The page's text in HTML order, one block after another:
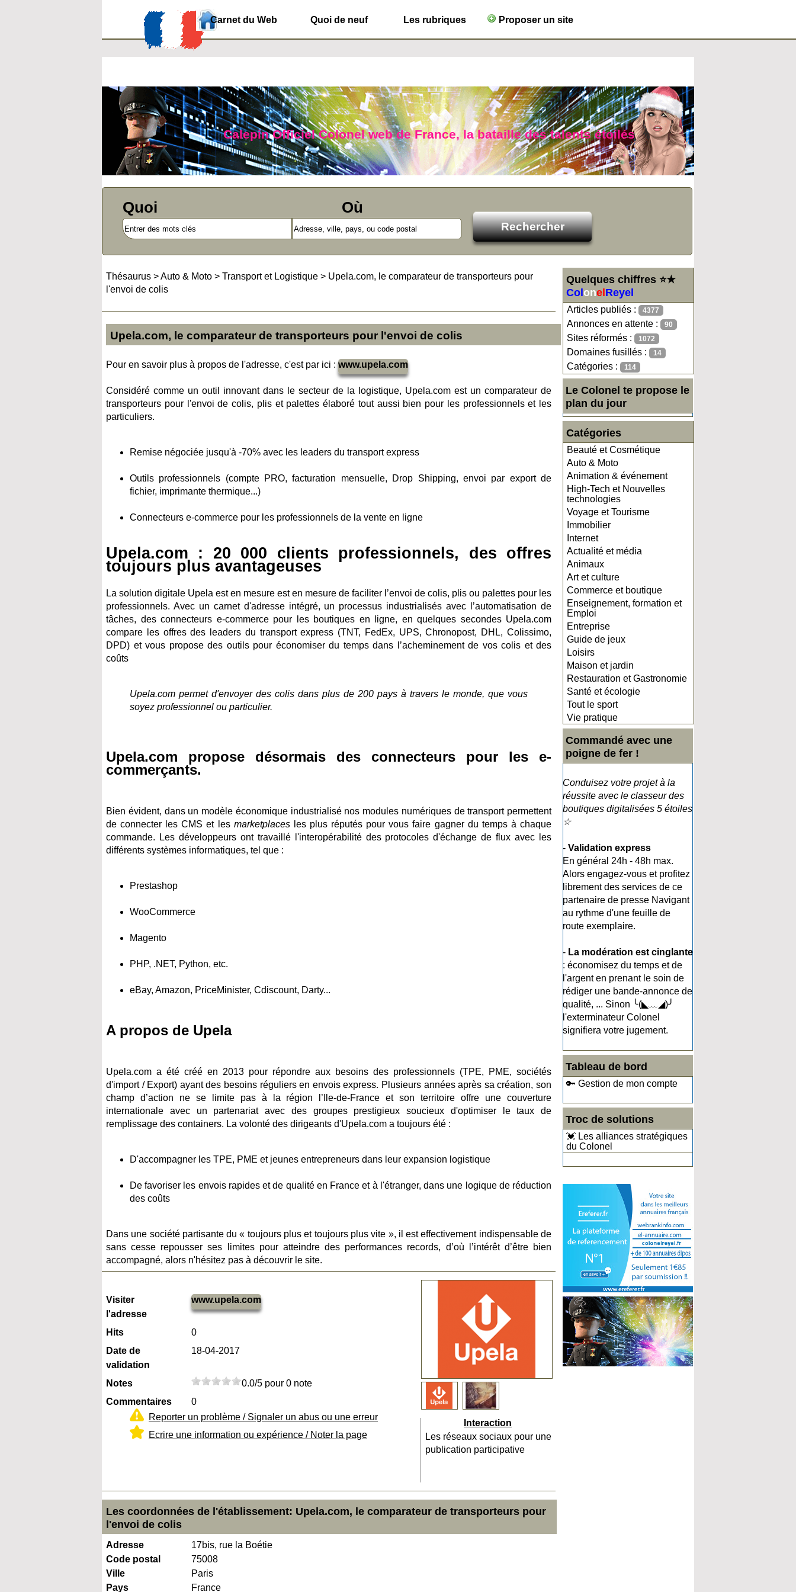
Carnet du Web Quoi de neuf Les rubriques Proposer un site
Calepin Officiel Colonel web de France, la bataille des talents étoilés
Quoi Où
Quelques chiffres ⭐★
Col onel Reyel
Articles publiés : 4377
Annonces en attente : 90
Sites réformés : 1072
Domaines fusillés : 14
Catégories : 114
Le Colonel te propose le
plan du jour
Catégories
Beauté et Cosmétique
Auto & Moto
Animation & événement
High-Tech et Nouvelles
technologies
Voyage et Tourisme
Immobilier
Internet
Actualité et média
Animaux
Art et culture
Commerce et boutique
Enseignement, formation et
Emploi
Entreprise
Guide de jeux
Loisirs
Maison et jardin
Restauration et Gastronomie
Santé et écologie
Tout le sport
Vie pratique
Commandé avec une
poigne de fer !
Conduisez votre projet à la
réussite avec le classeur des
boutiques digitalisées 5 étoiles
☆
- Validation express
En général 24h - 48h max.
Alors engagez-vous et profitez
librement des services de ce
partenaire de presse Navigant
au rythme d'une feuille de
route exemplaire.
- La modération est cinglante
: économisez du temps et de
l'argent en prenant le soin de
rédiger une bande-annonce de
qualité, ... Sinon ╰(◣﹏◢)╯
l'exterminateur Colonel
signifiera votre jugement.
Tableau de bord
🔑 Gestion de mon compte
Troc de solutions
💓 Les alliances stratégiques
du Colonel
Thésaurus >Auto & Moto > Transport et Logistique > Upela.com, le comparateur de transporteurs pour
l'envoi de colis
Upela.com, le comparateur de transporteurs pour l'envoi de colis
Pour en savoir plus à propos de l'adresse, c'est par ici :www.upela.com
Considéré comme un outil innovant dans le secteur de la logistique, Upela.com est un comparateur de
transporteurs pour l'envoi de colis, plis et palettes élaboré tout aussi bien pour les professionnels et les
particuliers.
Remise négociée jusqu'à -70% avec les leaders du transport express
Outils professionnels (compte PRO, facturation mensuelle, Drop Shipping, envoi par export de
fichier, imprimante thermique...)
Connecteurs e-commerce pour les professionnels de la vente en ligne
Upela.com : 20 000 clients professionnels, des offres
toujours plus avantageuses
La solution digitale Upela est en mesure est en mesure de faciliter l’envoi de colis, plis ou palettes pour les
professionnels. Avec un carnet d'adresse intégré, un processus industrialisés avec l’automatisation de
tâches, des connecteurs e-commerce pour les boutiques en ligne, en quelques secondes Upela.com
compare les offres des leaders du transport express (TNT, FedEx, UPS, Chronopost, DHL, Colissimo,
DPD) et vous propose des outils pour économiser du temps dans l’acheminement de vos colis et des
coûts
Upela.com permet d'envoyer des colis dans plus de 200 pays à travers le monde, que vous
soyez professionnel ou particulier.
Upela.com propose désormais des connecteurs pour les e-
commerçants.
Bien évident, dans un modèle économique industrialisé nos modules numériques de transport permettent
de connecter les CMS et les marketplaces les plus réputés pour vous faire gagner du temps à chaque
commande. Les développeurs ont travaillé l'interopérabilité des protocoles d'échange de flux avec les
différents systèmes informatiques, tel que :
Prestashop
WooCommerce
Magento
PHP, .NET, Python, etc.
eBay, Amazon, PriceMinister, Cdiscount, Darty...
A propos de Upela
Upela.com a été créé en 2013 pour répondre aux besoins des professionnels (TPE, PME, sociétés
d'import / Export) ayant des besoins réguliers en envois express. Plusieurs années après sa création, son
champ d’action ne se limite pas à la région l’Ile-de-France et son territoire offre une couverture
internationale avec un partenariat avec des groupes prestigieux soucieux d'optimiser le taux de
remplissage des containers. La volonté des dirigeants d'Upela.com a toujours été :
D'accompagner les TPE, PME et jeunes entrepreneurs dans leur expansion logistique
De favoriser les envois rapides et de qualité en France et à l'étranger, dans une logique de réduction
des coûts
Dans une société partisante du « toujours plus et toujours plus vite », il est effectivement indispensable de
sans cesse repousser ses limites pour atteindre des performances records, d’où l’intérêt d’être bien
accompagné, alors n'hésitez pas à découvrir le site.
Visiter
l'adresse
www.upela.com
Hits
0
Date de
validation
18-04-2017
Notes
0.0/5 pour 0 note
Commentaires
0
Reporter un problème / Signaler un abus ou une erreur
Ecrire une information ou expérience / Noter la page
Interaction
Les réseaux sociaux pour une
publication participative
Les coordonnées de l'établissement: Upela.com, le comparateur de transporteurs pour
l'envoi de colis
Adresse
17bis, rue la Boétie
Code postal
75008
Ville
Paris
Pays
France